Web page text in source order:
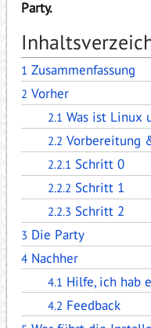
Party.
1 Zusammenfassung
2 Vorher
2.1 Was ist Linux
2.2 Vorbereitung
2.2.1 Schritt 0
2.2.2 Schritt 1
2.2.3 Schritt 2
3 Die Party
4 Nachher
4.1 Hilfe, ich hab
4.2 Feedback